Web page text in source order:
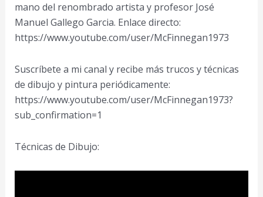
mano del renombrado artista y profesor José
Manuel Gallego Garcia. Enlace directo:
https://www.youtube.com/user/McFinnegan1973
Suscríbete a mi canal y recibe más trucos y técnicas
de dibujo y pintura periódicamente:
https://www.youtube.com/user/McFinnegan1973?
sub_confirmation=1
Técnicas de Dibujo: